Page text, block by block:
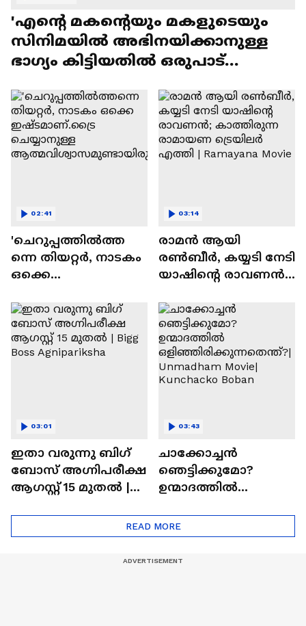
'എന്റെ മകന്റെയും മകളുടെയും
സിനിമയിൽ അഭിനയിക്കാനുള്ള
ഭാഗ്യം കിട്ടിയതിൽ ഒരുപാട്
'ചെറുപ്പത്തിൽത്ത
ന്നെ തിയറ്റർ, നാടകം
ഒക്കെ
ചെയ്യാനുള്ള
ആത്മവിശ്വാസമുണ്ടാ
യിരുന്നില്ല'
02:41
രാമന്‍ ആയി
രൺബീർ, കയ്യടി നേടി
യാഷിന്റെ രാവണൻ;
രാമായണ ട്രെയിലർ
എത്തി | Ramayana
Movie
03:14
ഇതാ വരുന്നു ബിഗ്
ബോസ് അഗ്നിപരീക്ഷ
ആഗസ്റ്റ് 15 മുതൽ |
03:01
ചാക്കോച്ചന്‍
ഞെട്ടിക്കുമോ?
ഉന്മാദത്തിൽ
ന്ത്?| Unmadham
Movie| Kunchacko
03:43
READ MORE